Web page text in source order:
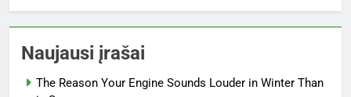
Naujausi įrašai
The Reason Your Engine Sounds Louder in Winter Than